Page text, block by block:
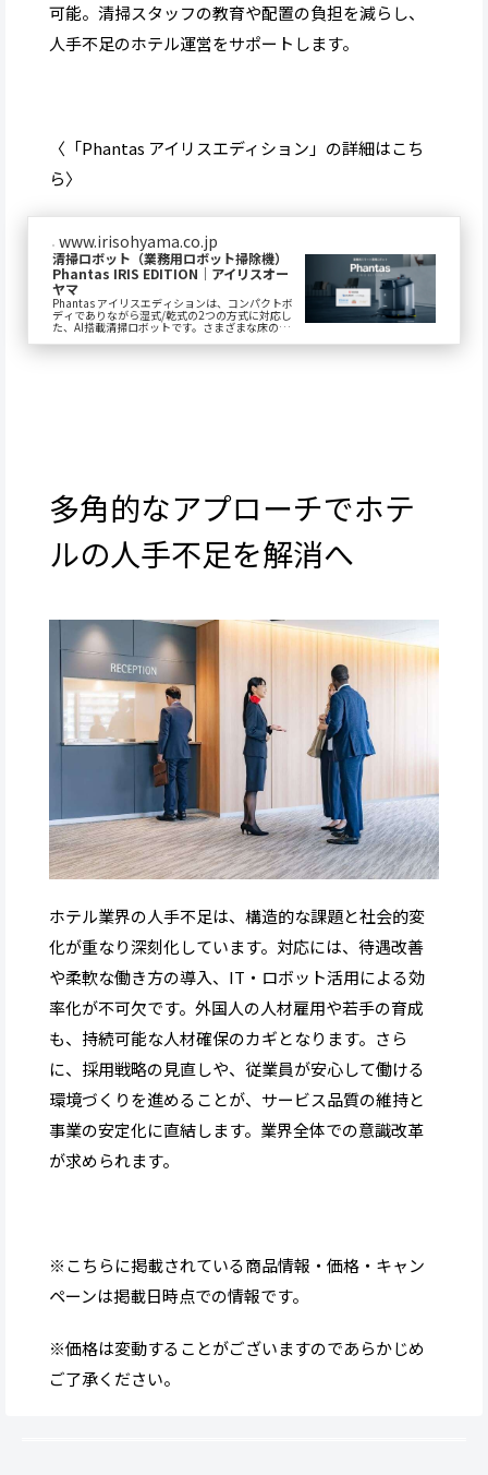
可能。清掃スタッフの教育や配置の負担を減らし、
人手不足のホテル運営をサポートします。
〈「Phantas アイリスエディション」の詳細はこち
ら〉
清掃ロボット（業務用ロボット掃除機）
Phantas IRIS EDITION｜アイリスオー
ヤマ
Phantas アイリスエディションは、コンパクトボ
ディでありながら湿式/乾式の2つの方式に対応し
た、AI搭載清掃ロボットです。さまざまな床の素
www.irisohyama.co.jp
多角的なアプローチでホテ
ルの人手不足を解消へ
ホテル業界の人手不足は、構造的な課題と社会的変
化が重なり深刻化しています。対応には、待遇改善
や柔軟な働き方の導入、IT・ロボット活用による効
率化が不可欠です。外国人の人材雇用や若手の育成
も、持続可能な人材確保のカギとなります。さら
に、採用戦略の見直しや、従業員が安心して働ける
環境づくりを進めることが、サービス品質の維持と
事業の安定化に直結します。業界全体での意識改革
が求められます。
※こちらに掲載されている商品情報・価格・キャン
ペーンは掲載日時点での情報です。
※価格は変動することがございますのであらかじめ
ご了承ください。